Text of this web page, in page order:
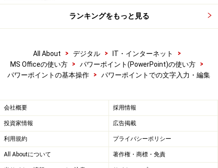
ランキングをもっと見る
All About > デジタル > IT・インターネット
>
MS Officeの使い方
> パワーポイント(PowerPoint)の使い方
>
パワーポイントの基本操作
> パワーポイントでの文字入力・編集
会社概要 採用情報
投資家情報 広告掲載
利用規約 プライバシーポリシー
All Aboutについて 著作権・商標・免責